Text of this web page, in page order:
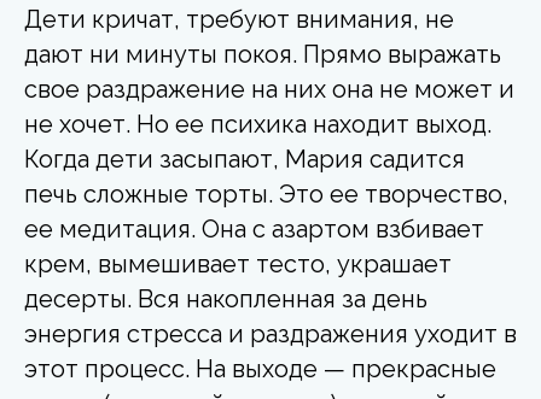
Дети кричат, требуют внимания, не
дают ни минуты покоя. Прямо выражать
свое раздражение на них она не может и
не хочет. Но ее психика находит выход.
Когда дети засыпают, Мария садится
печь сложные торты. Это ее творчество,
ее медитация. Она с азартом взбивает
крем, вымешивает тесто, украшает
десерты. Вся накопленная за день
энергия стресса и раздражения уходит в
этот процесс. На выходе — прекрасные